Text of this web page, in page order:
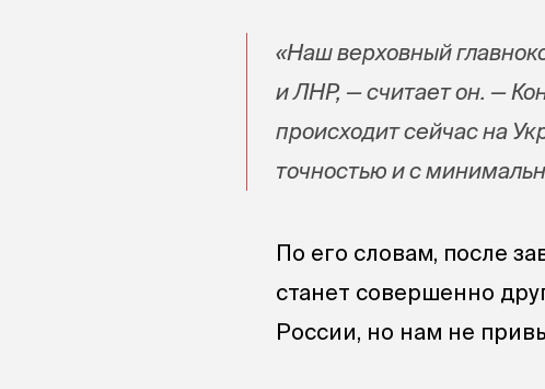
«Наш верховный
и ЛНР, — считает он. —
происходит сейчас на
точностью и с
По его словам, после
станет совершенно
России, но нам не